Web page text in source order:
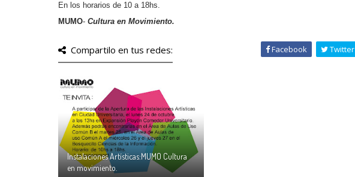
En los horarios de 10 a 18hs.
MUMO- Cultura en Movimiento.
Compartilo en tus redes: Facebook Twitter
Instalaciones Artísticas:MUMO Cultura
en movimiento.